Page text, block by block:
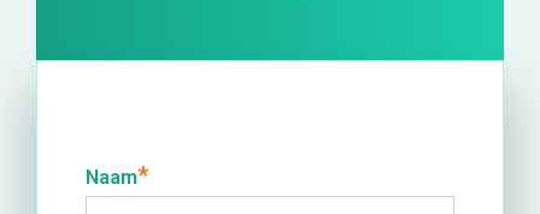
Naam*